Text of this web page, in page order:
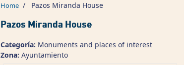
Home / Pazos Miranda House
Pazos Miranda House
Categoría: Monuments and places of interest
Zona: Ayuntamiento